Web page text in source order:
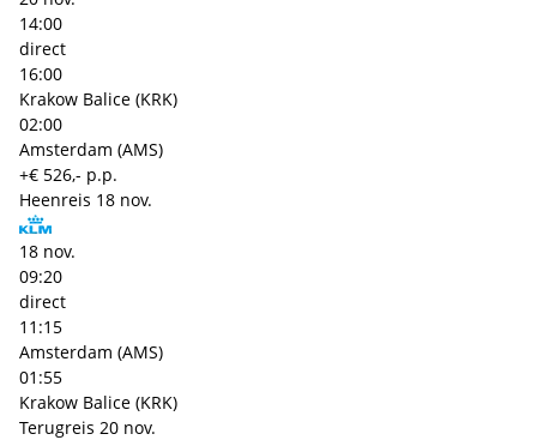
14:00
direct
16:00
Krakow Balice (KRK)
02:00
Amsterdam (AMS)
+€ 526,- p.p.
Heenreis 18 nov.
18 nov.
09:20
direct
11:15
Amsterdam (AMS)
01:55
Krakow Balice (KRK)
Terugreis 20 nov.